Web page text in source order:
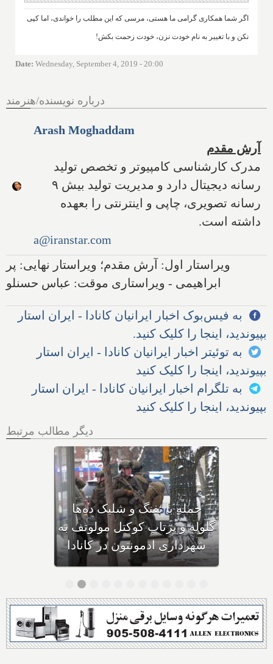
اگر شما همکاری گرامی ما هستی، مرسی که این مطلب را خواندی، اما کپی
نکن و با تغییر به نام خودت نزن، خودت زحمت بکش!
Date: Wednesday, September 4, 2019 - 20:00
درباره نویسنده/هنرمند
Arash Moghaddam
آرش مقدم
مدرک کارشناسی کامپیوتر و تخصص تولید
رسانه دیجیتال دارد و مدیریت تولید بیش ۹
رسانه تصویری، چاپی و اینترنتی را بعهده
داشته است.
a@iranstar.com
ویراستار اول: آرش مقدم؛ ویراستار نهایی: پر
ابراهیمی - ویراستاری موقت: عباس حسنلو
به فیس‌بوک اخبار ایرانیان کانادا - ایران استار
بپیوندید، اینجا را کلیک کنید.
به توئیتر اخبار ایرانیان کانادا - ایران استار
بپیوندید، اینجا را کلیک کنید
به تلگرام اخبار ایرانیان کانادا - ایران استار
بپیوندید، اینجا را کلیک کنید
دیگر مطالب مرتبط
بهداشت کانادا: این داروی
کودکان، ماست و چیا، را
مصرف نکنید و این تشک نیز
احتمال خفگی دارد